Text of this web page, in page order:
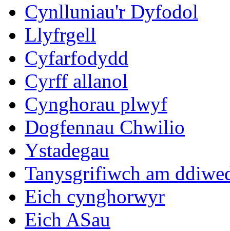
Cynlluniau'r Dyfodol
Llyfrgell
Cyfarfodydd
Cyrff allanol
Cynghorau plwyf
Dogfennau Chwilio
Ystadegau
Tanysgrifiwch am
Eich cynghorwyr
Eich ASau